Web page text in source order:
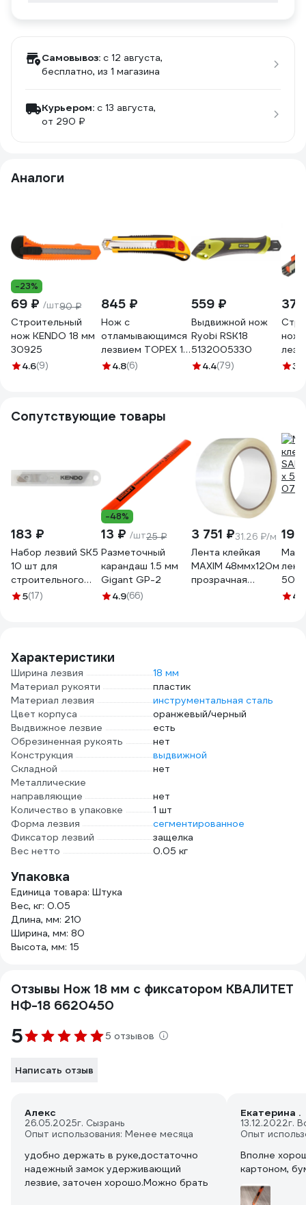
Самовывоз: c 12 августа,
бесплатно, из 1 магазина
Курьером: c 13 августа,
от 290 ₽
Аналоги
-23%
69 ₽ /шт90 ₽
Строительный
нож KENDO 18 мм
30925
4.6(9)
845 ₽
Нож с
отламывающимся
лезвием TOPEX 18
мм, 3 лезвия
4.8(6)
559 ₽
Выдвижной нож
Ryobi RSK18
5132005330
4.4(79)
нож,
3.9
Сопутствующие товары
183 ₽
Набор лезвий SK5
10 шт для
строительного
ножа KENDO
5(17)
-48%
13 ₽ /шт25 ₽
Разметочный
карандаш 1.5 мм
Gigant GP-2
4.9(66)
3 751 ₽31.26 ₽/м
Лента клейкая
MAXIM 48ммх120м
прозрачная
50
4.5
Характеристики
Ширина лезвия
18 мм
Материал рукояти
пластик
Материал лезвия
инструментальная сталь
Цвет корпуса
оранжевый/черный
Выдвижное лезвие
есть
Обрезиненная рукоять
нет
Конструкция
выдвижной
Складной
нет
Металлические
направляющие
нет
Количество в упаковке
1 шт
Форма лезвия
сегментированное
Фиксатор лезвий
защелка
Вес нетто
0.05 кг
Упаковка
Единица товара: Штука
Вес, кг: 0.05
Длина, мм: 210
Ширина, мм: 80
Высота, мм: 15
Отзывы Нож 18 мм с фиксатором КВАЛИТЕТ
НФ-18 6620450
5 5 отзывов
Написать отзыв
Алекс
26.05.2025г. Сызрань
Опыт использования: Менее месяца
удобно держать в руке,достаточно
надежный замок удерживающий
лезвие, заточен хорошо.Можно брать
Екатерина .
13.12.2022г.
Опыт
Вполне
картоном,